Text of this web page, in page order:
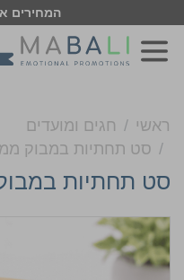
המחירים
ראשי
חגים ומועדים
סט תחתיות במבוק
סט תחתיות